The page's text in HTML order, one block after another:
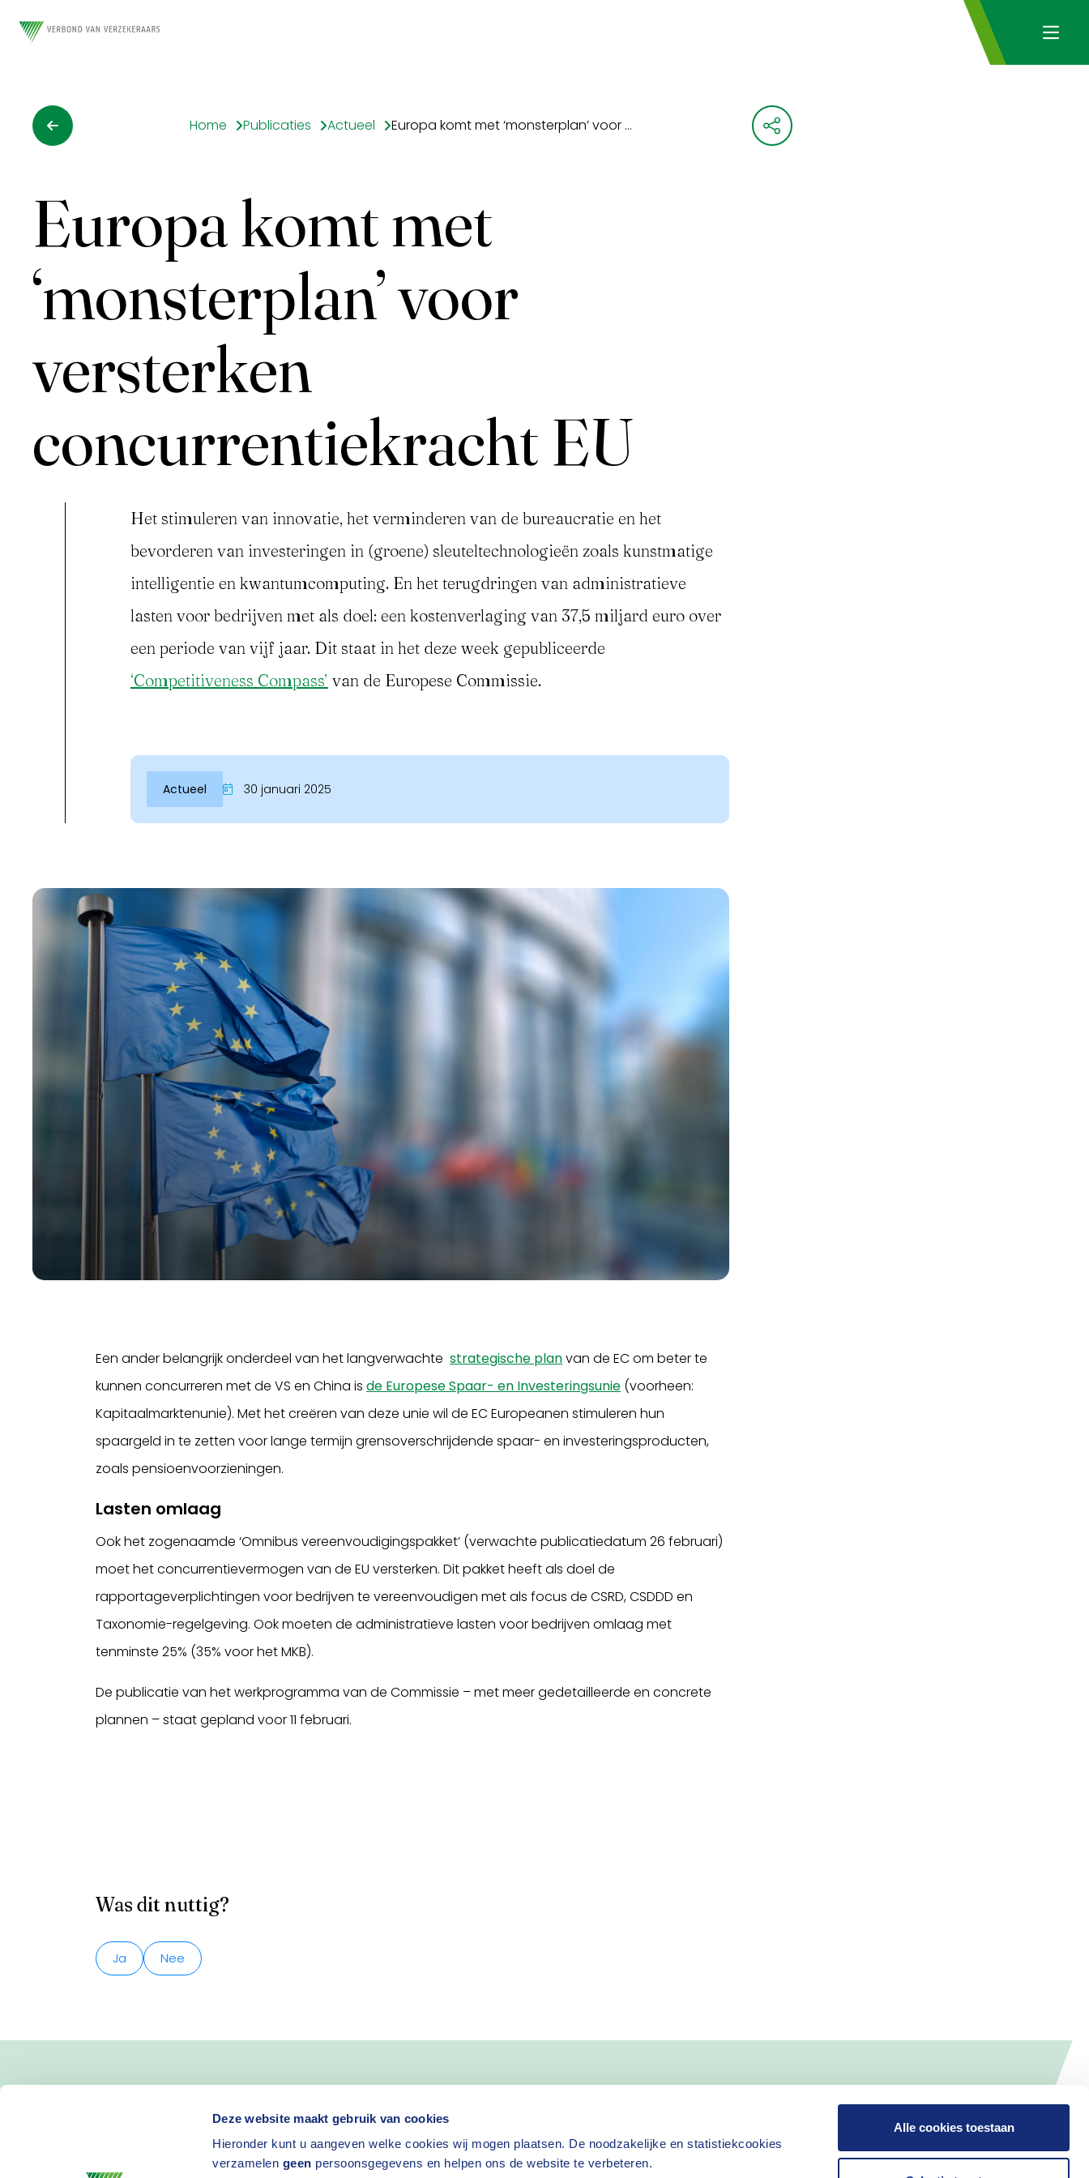
Deze website maakt gebruik van cookies
Hieronder kunt u aangeven welke cookies wij mogen plaatsen. De noodzakelijke en statistiekcookies
verzamelen geen persoonsgegevens en helpen ons de website te verbeteren.
Alle cookies toestaan
Home Publicaties Actueel Europa komt met ‘monsterplan’ voor versterken concurrentiekracht EU
Europa komt met
‘monsterplan’ voor
versterken
concurrentiekracht EU
Het stimuleren van innovatie, het verminderen van de bureaucratie en het
bevorderen van investeringen in (groene) sleuteltechnologieën zoals kunstmatige
intelligentie en kwantumcomputing. En het terugdringen van administratieve
lasten voor bedrijven met als doel: een kostenverlaging van 37,5 miljard euro over
een periode van vijf jaar. Dit staat in het deze week gepubliceerde
‘Competitiveness Compass’ van de Europese Commissie.
Actueel 30 januari 2025
Een ander belangrijk onderdeel van het langverwachtestrategische planvan de EC om beter te
kunnen concurreren met de VS en China isde Europese Spaar- en Investeringsunie (voorheen:
Kapitaalmarktenunie). Met het creëren van deze unie wil de EC Europeanen stimuleren hun
spaargeld in te zetten voor lange termijn grensoverschrijdende spaar- en investeringsproducten,
zoals pensioenvoorzieningen.
Lasten omlaag
Ook het zogenaamde ‘Omnibus vereenvoudigingspakket’ (verwachte publicatiedatum 26 februari)
moet het concurrentievermogen van de EU versterken. Dit pakket heeft als doel de
rapportageverplichtingen voor bedrijven te vereenvoudigen met als focus de CSRD, CSDDD en
Taxonomie-regelgeving. Ook moeten de administratieve lasten voor bedrijven omlaag met
tenminste 25% (35% voor het MKB).
De publicatie van het werkprogramma van de Commissie – met meer gedetailleerde en concrete
plannen – staat gepland voor 11 februari.
Was dit nuttig?
Ja Nee
Blijf op de hoogte van nieuws
Nieuwsbrief aanvragen